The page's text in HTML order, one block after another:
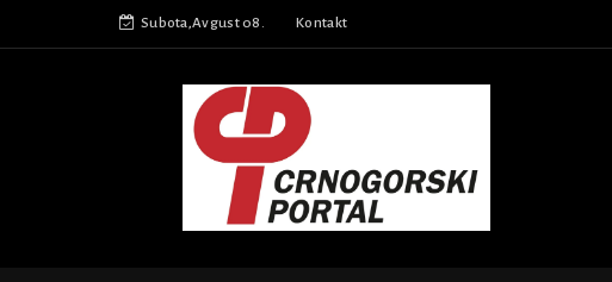
Subota,Avgust 08. Kontakt